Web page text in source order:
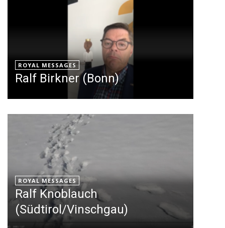
ROYAL MESSAGES
Ralf Birkner (Bonn)
ROYAL MESSAGES
Ralf Knoblauch
(Südtirol/Vinschgau)